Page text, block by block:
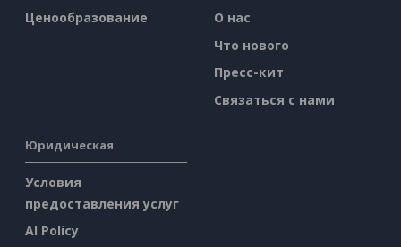
Ценообразование
О нас
Что нового
Пресс-кит
Связаться с нами
Юридическая
Условия
предоставления услуг
AI Policy